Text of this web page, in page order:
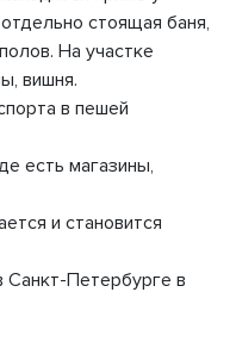
стоящая баня,
На участке
вишня.
в пешей
есть магазины,
и становится
Санкт-Петербурге в